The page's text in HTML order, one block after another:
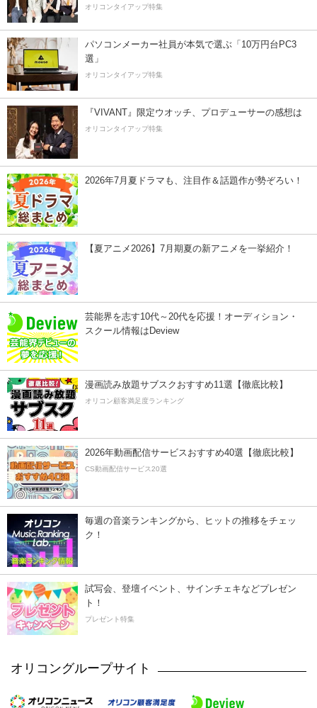
オリコンタイアップ特集
パソコンメーカー社員が本気で選ぶ「10万円台PC3
選」
オリコンタイアップ特集
『VIVANT』限定ウオッチ、プロデューサーの感想は
オリコンタイアップ特集
2026年7月夏ドラマも、注目作＆話題作が勢ぞろい！
【夏アニメ2026】7月期夏の新アニメを一挙紹介！
芸能界を志す10代～20代を応援！オーディション・
スクール情報はDeview
漫画読み放題サブスクおすすめ11選【徹底比較】
オリコン顧客満足度ランキング
2026年動画配信サービスおすすめ40選【徹底比較】
CS動画配信サービス20選
毎週の音楽ランキングから、ヒットの推移をチェッ
ク！
試写会、登壇イベント、サインチェキなどプレゼン
ト！
プレゼント特集
オリコングループサイト